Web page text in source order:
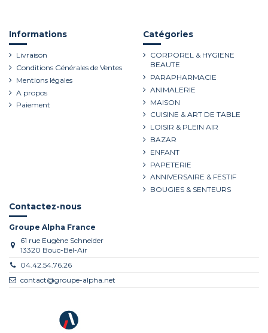
Informations
Livraison
Conditions Générales de Ventes
Mentions légales
A propos
Paiement
Catégories
CORPOREL & HYGIENE
BEAUTE
PARAPHARMACIE
ANIMALERIE
MAISON
CUISINE & ART DE TABLE
LOISIR & PLEIN AIR
BAZAR
ENFANT
PAPETERIE
ANNIVERSAIRE & FESTIF
BOUGIES & SENTEURS
Contactez-nous
Groupe Alpha France
61 rue Eugène Schneider
13320 Bouc-Bel-Air
04.42.54.76.26
contact@groupe-alpha.net